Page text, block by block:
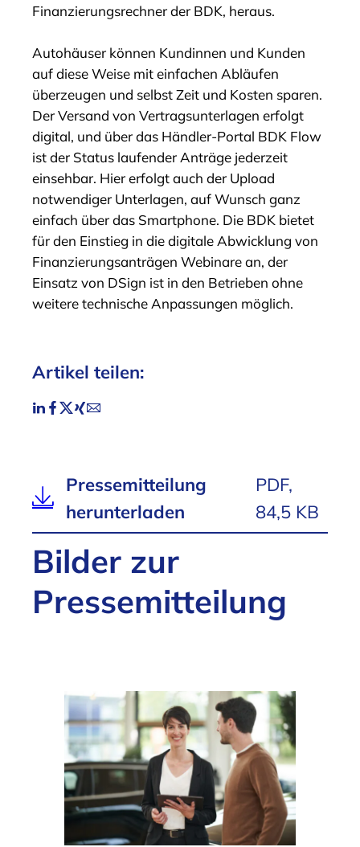
Finanzierungsrechner der BDK, heraus.
Autohäuser können Kundinnen und Kunden
auf diese Weise mit einfachen Abläufen
überzeugen und selbst Zeit und Kosten sparen.
Der Versand von Vertragsunterlagen erfolgt
digital, und über das Händler-Portal BDK Flow
ist der Status laufender Anträge jederzeit
einsehbar. Hier erfolgt auch der Upload
notwendiger Unterlagen, auf Wunsch ganz
einfach über das Smartphone. Die BDK bietet
für den Einstieg in die digitale Abwicklung von
Finanzierungsanträgen Webinare an, der
Einsatz von DSign ist in den Betrieben ohne
weitere technische Anpassungen möglich.
Artikel teilen:
Pressemitteilung
herunterladen
PDF,
84,5 KB
Bilder zur
Pressemitteilung